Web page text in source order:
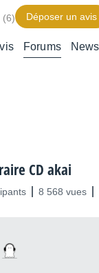
(6) Déposer un avis
Forums News
CD akai
8 568 vues